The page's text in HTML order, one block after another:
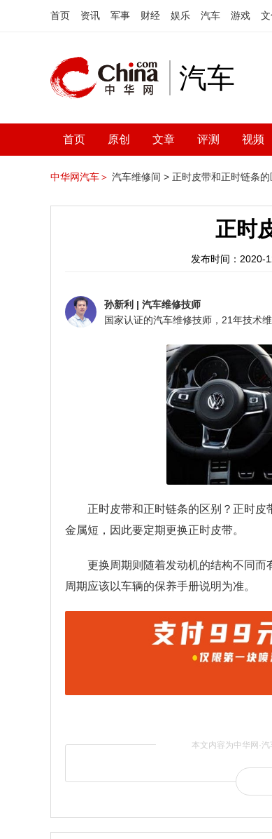
首页 资讯 军事 财经 娱乐 汽车 游戏
汽车
首页 原创 文章 评测 视频
中华网汽车＞ 汽车维修间 > 正时皮带和正时链条的
正时
发布时间：2020-
孙新利 | 汽车维修技师
正时皮带和正时链条的区别？ 正时皮
金属短，因此要定期更换正时皮带。
更换周期则随着发动机的结构不同
周期应该以车辆的保养手册说明为准。
本文内容为中华网·汽